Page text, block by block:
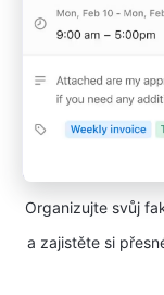
Organizujte svůj
a zajistěte si